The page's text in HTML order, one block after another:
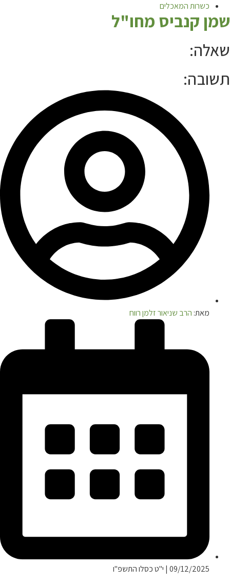
כשרות המאכלים
קנביס מחו"ל
מאת:הרב שניאור זלמן רווח
09/12/2025 | י"ט כסלו התשפ"ו